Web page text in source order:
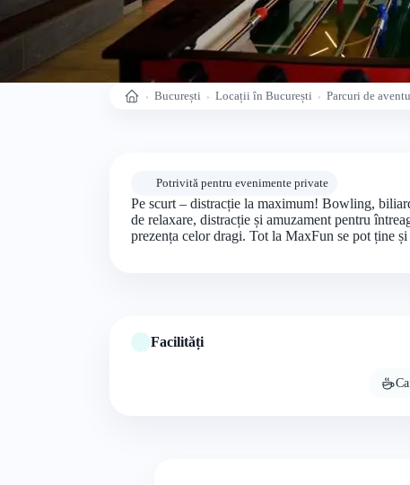
Acasă București Locații în București Parcuri de
Potrivită pentru evenimente private
Pe scurt – distracție la maximum! Bowling,
de relaxare, distracție și amuzament pentru
prezența celor dragi. Tot la MaxFun se pot ține
Facilități